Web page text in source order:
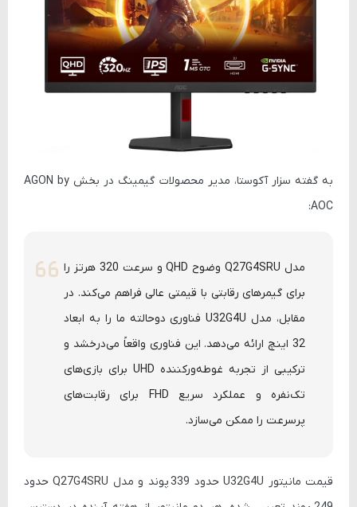
به گفته سزار آکوستا، مدیر محصولات گیمینگ در بخش AGON by
AOC
:
مدل Q27G4SRU وضوح QHD و سرعت 320 هرتز را
برای گیمرهای رقابتی با قیمتی عالی فراهم می‌کند. در
مقابل، مدل U32G4U فناوری دوحالته ما را به ابعاد
32 اینچ ارائه می‌دهد. این فناوری واقعاً می‌درخشد و
ترکیبی از تجربه غوطه‌ورکننده UHD برای بازی‌های
تک‌نفره و عملکرد سریع FHD برای رقابت‌های
پرسرعت را ممکن می‌سازد.
قیمت مانیتور U32G4Uحدود 339 پوند و مدل Q27G4SRUحدود